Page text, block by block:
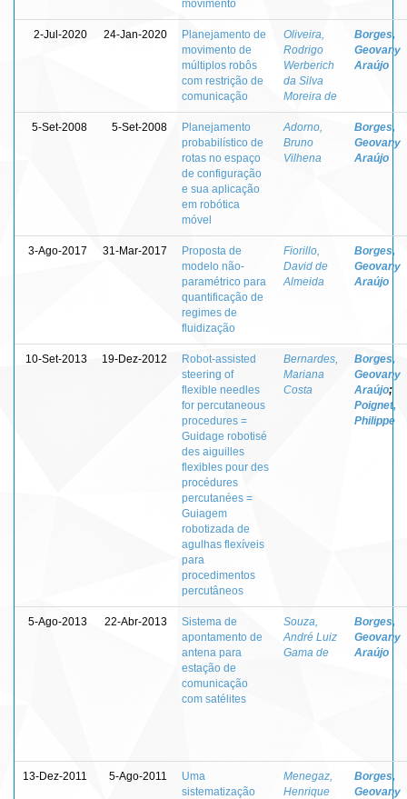
movimento
2-Jul-2020 24-Jan-2020
Planejamento de
movimento de
múltiplos robôs
com restrição de
comunicação
Oliveira,
Rodrigo
Werberich
da Silva
Moreira de
Borges,
Geovany
Araújo
5-Set-2008 5-Set-2008
Planejamento
probabilístico de
rotas no espaço
de configuração
e sua aplicação
em robótica
móvel
Adorno,
Bruno
Vilhena
Borges,
Geovany
Araújo
3-Ago-2017 31-Mar-2017
Proposta de
modelo não-
paramétrico para
quantificação de
regimes de
fluidização
Fiorillo,
David de
Almeida
Borges,
Geovany
Araújo
10-Set-2013 19-Dez-2012
Robot-assisted
steering of
flexible needles
for percutaneous
procedures =
Guidage robotisé
des aiguilles
flexibles pour des
procédures
percutanées =
Guiagem
robotizada de
agulhas flexíveis
para
procedimentos
percutâneos
Bernardes,
Mariana
Costa
Borges,
Geovany
Araújo;
Poignet,
Philippe
5-Ago-2013 22-Abr-2013
Sistema de
apontamento de
antena para
estação de
comunicação
com satélites
Souza,
André Luiz
Gama de
Borges,
Geovany
Araújo
13-Dez-2011 5-Ago-2011
Uma
sistematização
Menegaz,
Henrique
Borges,
Geovany